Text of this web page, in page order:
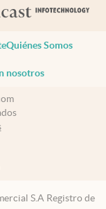
Quiénes Somos
nosotros
S.A Registro de